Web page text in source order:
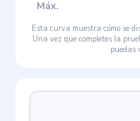
Máx.
Esta curva muestra cómo se
Una vez que completes la
puedas